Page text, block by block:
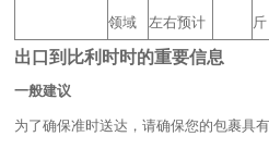
领域 左右预计 斤
出口到比利时时的重要信息
一般建议
为了确保准时送达，请确保您的包裹具有